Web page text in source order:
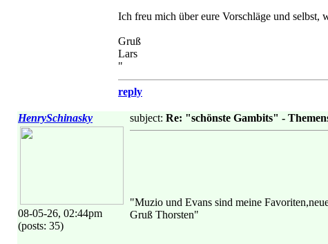
Ich freu mich über eure Vorschläge und selbst,
Gruß
Lars
"
reply
HenrySchinasky
08-05-26, 02:44pm
(posts: 35)
subject: Re: "schönste Gambits" -
"Muzio und Evans sind meine
Gruß Thorsten"